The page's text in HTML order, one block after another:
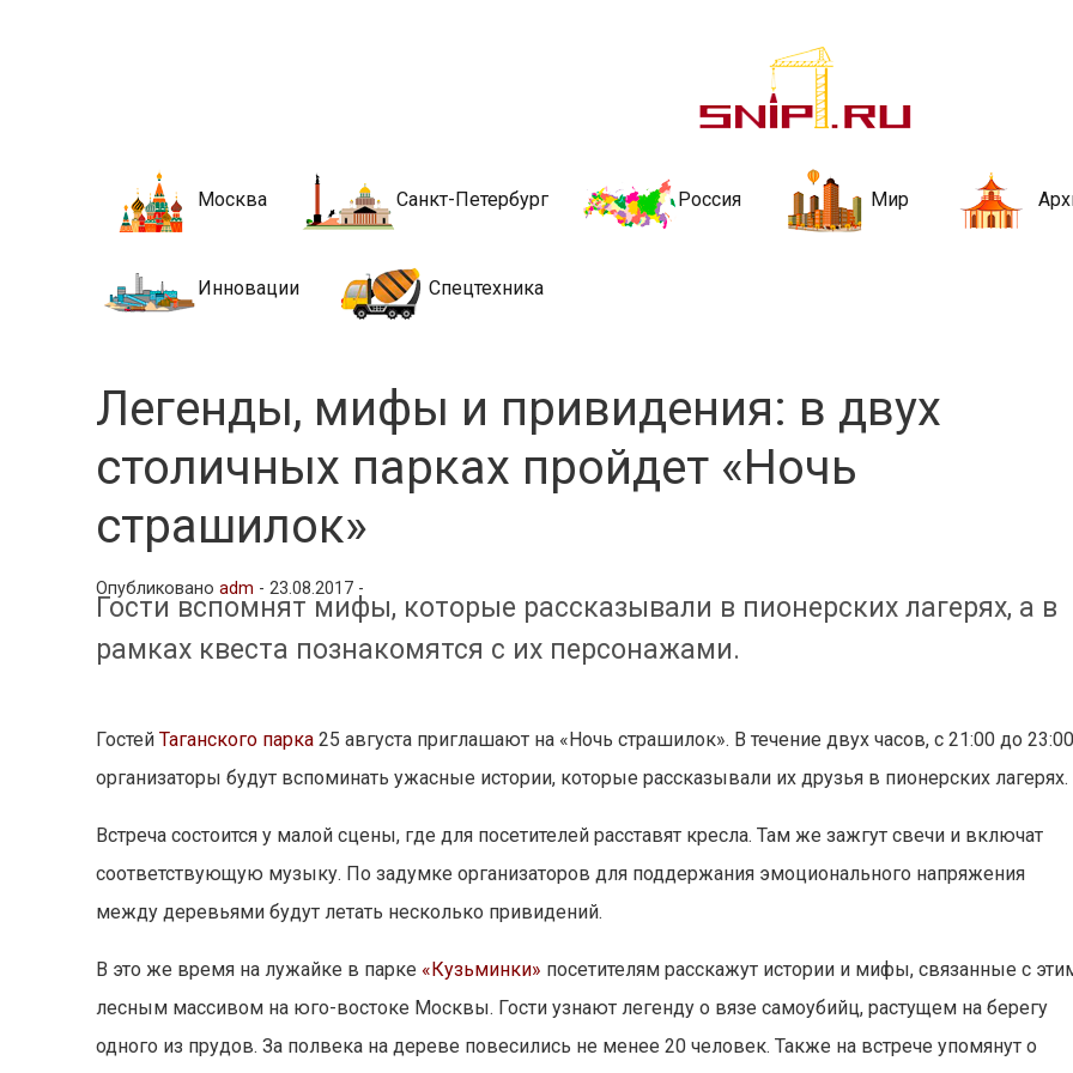
Новости строительства и
стройкой рубрики
Москва Санкт-Петербург Россия Мир
Инновации Спецтехника
Легенды, мифы и привидения: в двух
столичных парках пройдет «Ночь
страшилок»
Опубликованоadm -23.08.2017 -
Гости вспомнят мифы, которые рассказывали в пионерских лагерях, а в
рамках квеста познакомятся с их персонажами.
ГостейТаганского парка 25 августа приглашают на «Ночь страшилок». В течение двух часов, с 21:00 до
организаторы будут вспоминать ужасные истории, которые рассказывали их друзья в пионерских лагерях.
Встреча состоится у малой сцены, где для посетителей расставят кресла. Там же зажгут свечи и включат
соответствующую музыку. По задумке организаторов для поддержания эмоционального напряжения
между деревьями будут летать несколько привидений.
В это же время на лужайке в парке «Кузьминки» посетителям расскажут истории и мифы, связанные с
лесным массивом на юго-востоке Москвы. Гости узнают легенду о вязе самоубийц, растущем на берегу
одного из прудов. За полвека на дереве повесились не менее 20 человек. Также на встрече упомянут о